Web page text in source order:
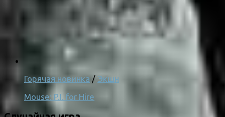
Горячая новинка/ Экшн
Mouse: P.I. for Hire